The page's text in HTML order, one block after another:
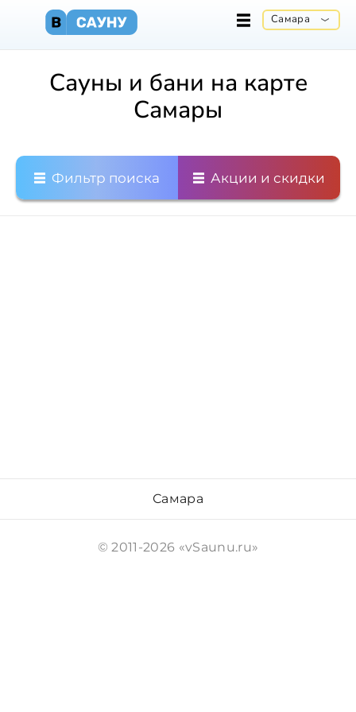
Самара
Сауны и бани на карте
Самары
Фильтр поиска Акции и скидки
Самара
© 2011-2026 «vSaunu.ru»